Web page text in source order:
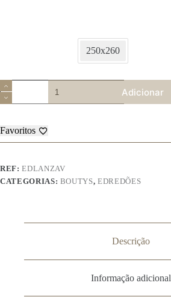
250x260
Quantidade
de
Colcha
Adicionar
Favoritos
REF:EDLANZAV
CATEGORIAS: BOUTYS,EDREDÕES
Descrição
Informação adicional